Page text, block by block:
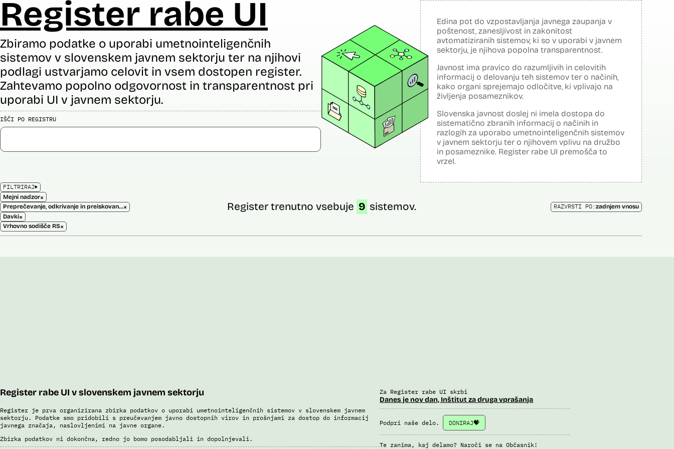
Register rabe UI
Zbiramo podatke o uporabi umetnointeligenčnih
sistemov v slovenskem javnem sektorju ter na njihovi
podlagi ustvarjamo celovit in vsem dostopen register.
Zahtevamo popolno odgovornost in transparentnost pri
uporabi UI v javnem sektorju.
IŠČI PO REGISTRU
Edina pot do vzpostavljanja javnega zaupanja v
poštenost, zanesljivost in zakonitost
avtomatiziranih sistemov, ki so v uporabi v javnem
sektorju, je njihova popolna transparentnost.
Javnost ima pravico do razumljivih in celovitih
informacij o delovanju teh sistemov ter o načinih,
kako organi sprejemajo odločitve, ki vplivajo na
življenja posameznikov.
Slovenska javnost doslej ni imela dostopa do
sistematično zbranih informacij o načinih in
razlogih za uporabo umetnointeligenčnih sistemov
v javnem sektorju ter o njihovem vplivu na družbo
in posameznike. Register rabe UI premošča to
vrzel.
FILTRIRAJ
Mejni nadzor×
Preprečevanje, odkrivanje in preiskovanje kaznivih dejanj×
Davki×
Vrhovno sodišče RS×
Register trenutno vsebuje 9 sistemov. RAZVRSTI PO:zadnjem vnosu
Register rabe UI v slovenskem javnem sektorju
Register je prva organizirana zbirka podatkov o uporabi umetnointeligenčnih sistemov v slovenskem javnem
sektorju. Podatke smo pridobili s preučevanjem javno dostopnih virov in prošnjami za dostop do informacij
javnega značaja, naslovljenimi na javne organe.
Zbirka podatkov ni dokončna, redno jo bomo posodabljali in dopolnjevali.
Za Register rabe UI skrbi
Danes je nov dan, Inštitut za druga vprašanja
Podpri naše delo. DONIRAJ
Te zanima, kaj delamo? Naroči se na Občasnik!